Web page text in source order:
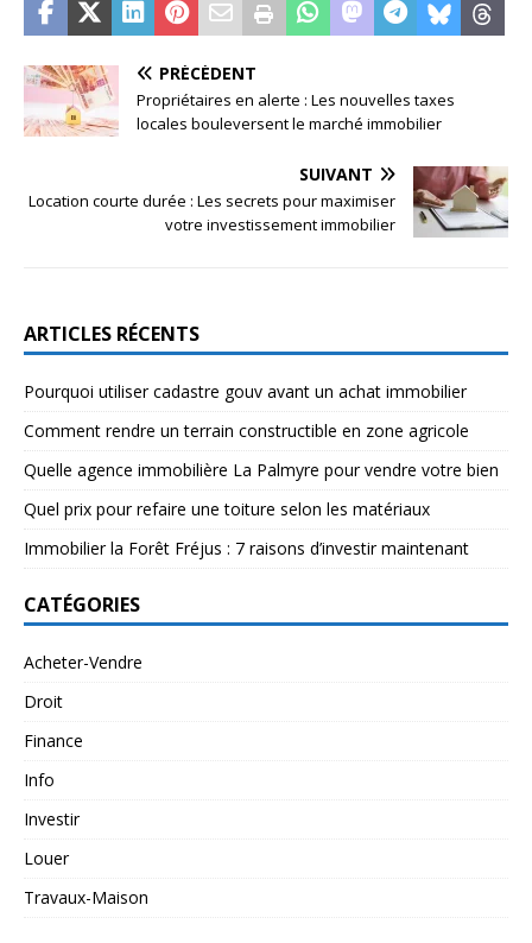
PRÉCÉDENT
Propriétaires en alerte : Les nouvelles taxes
locales bouleversent le marché immobilier
SUIVANT
Location courte durée : Les secrets pour maximiser
votre investissement immobilier
ARTICLES RÉCENTS
Pourquoi utiliser cadastre gouv avant un achat immobilier
Comment rendre un terrain constructible en zone agricole
Quelle agence immobilière La Palmyre pour vendre votre bien
Quel prix pour refaire une toiture selon les matériaux
Immobilier la Forêt Fréjus : 7 raisons d’investir maintenant
CATÉGORIES
Acheter-Vendre
Droit
Finance
Info
Investir
Louer
Travaux-Maison